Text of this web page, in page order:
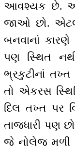
આવશ્યક છે. આ
જાઓ છો.
બનવાનાં
પણ સ્થિત
ભ્રકુટીનાં
તો એકરસ
દિલ તખ્ત પર
તાજધારી પણ
જે નોલેજ